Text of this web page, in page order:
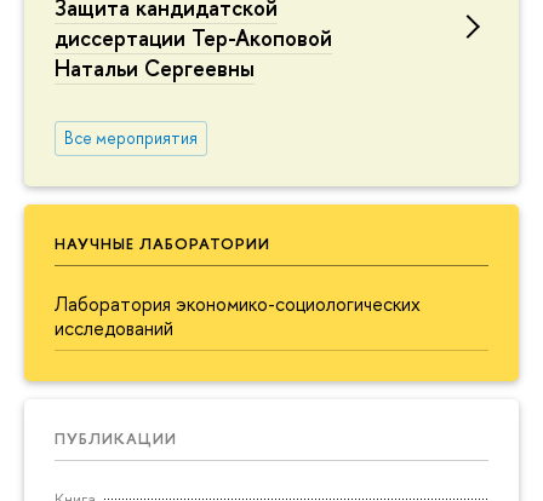
Защита кандидатской
диссертации Тер-Акоповой
Натальи Сергеевны
Все мероприятия
НАУЧНЫЕ ЛАБОРАТОРИИ
Лаборатория экономико-социологических
исследований
ПУБЛИКАЦИИ